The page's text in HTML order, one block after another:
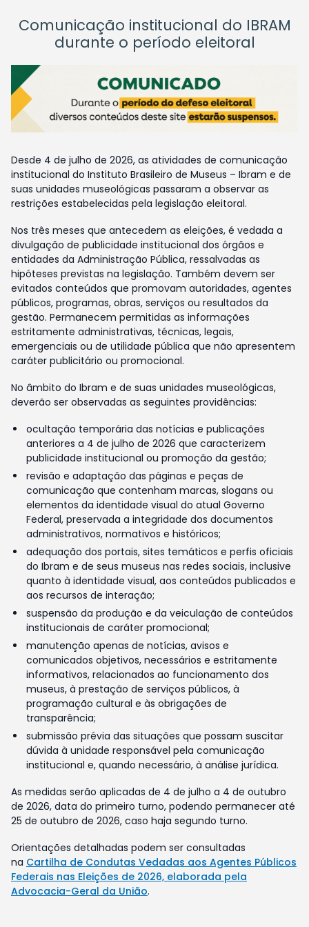
Comunicação institucional do IBRAM
durante o período eleitoral
Desde 4 de julho de 2026, as atividades de comunicação
institucional do Instituto Brasileiro de Museus – Ibram e de
suas unidades museológicas passaram a observar as
restrições estabelecidas pela legislação eleitoral.
Nos três meses que antecedem as eleições, é vedada a
divulgação de publicidade institucional dos órgãos e
entidades da Administração Pública, ressalvadas as
hipóteses previstas na legislação. Também devem ser
evitados conteúdos que promovam autoridades, agentes
públicos, programas, obras, serviços ou resultados da
gestão. Permanecem permitidas as informações
estritamente administrativas, técnicas, legais,
emergenciais ou de utilidade pública que não apresentem
caráter publicitário ou promocional.
No âmbito do Ibram e de suas unidades museológicas,
deverão ser observadas as seguintes providências:
ocultação temporária das notícias e publicações
anteriores a 4 de julho de 2026 que caracterizem
publicidade institucional ou promoção da gestão;
revisão e adaptação das páginas e peças de
comunicação que contenham marcas, slogans ou
elementos da identidade visual do atual Governo
Federal, preservada a integridade dos documentos
administrativos, normativos e históricos;
adequação dos portais, sites temáticos e perfis oficiais
do Ibram e de seus museus nas redes sociais, inclusive
quanto à identidade visual, aos conteúdos publicados e
aos recursos de interação;
suspensão da produção e da veiculação de conteúdos
institucionais de caráter promocional;
manutenção apenas de notícias, avisos e
comunicados objetivos, necessários e estritamente
informativos, relacionados ao funcionamento dos
museus, à prestação de serviços públicos, à
programação cultural e às obrigações de
transparência;
submissão prévia das situações que possam suscitar
dúvida à unidade responsável pela comunicação
institucional e, quando necessário, à análise jurídica.
As medidas serão aplicadas de 4 de julho a 4 de outubro
de 2026, data do primeiro turno, podendo permanecer até
25 de outubro de 2026, caso haja segundo turno.
Orientações detalhadas podem ser consultadas
na Cartilha de Condutas Vedadas aos Agentes Públicos
Federais nas Eleições de 2026, elaborada pela
Advocacia-Geral da União.